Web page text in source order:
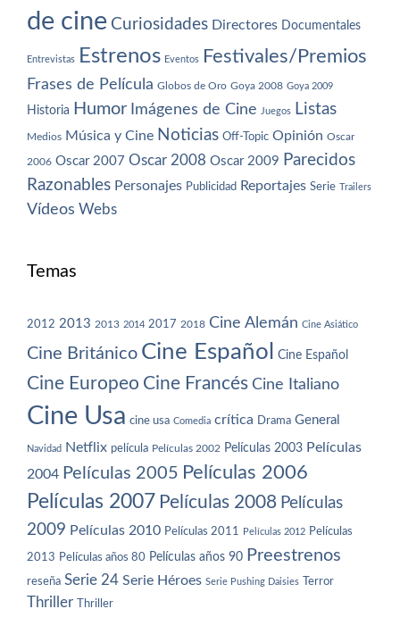
de cine Curiosidades Directores Documentales
Entrevistas Estrenos Eventos Festivales/Premios
Frases de Película Globos de Oro Goya 2008 Goya 2009
Historia Humor Imágenes de Cine Juegos Listas
Medios Música y Cine Noticias Off-Topic Opinión Oscar
2006 Oscar 2007 Oscar 2008 Oscar 2009 Parecidos
Razonables Personajes Publicidad Reportajes Serie Trailers
Vídeos Webs
Temas
2012 2013 2013 2014 2017 2018 Cine Alemán Cine Asiático
Cine Británico Cine Español Cine Español
Cine Europeo Cine Francés Cine Italiano
Cine Usa cine usa Comedia crítica Drama General
Navidad Netflix película Películas 2002 Películas 2003 Películas
2004 Películas 2005 Películas 2006
Películas 2007 Películas 2008 Películas
2009 Películas 2010 Películas 2011 Películas 2012 Películas
2013 Películas años 80 Películas años 90 Preestrenos
reseña Serie 24 Serie Héroes Serie Pushing Daisies Terror
Thriller Thriller